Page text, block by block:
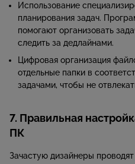
Использование
планирования задач.
помогают организовать
следить за дедлайнами.
Цифровая организация
отдельные папки в
задачами, чтобы не
7. Правильная
ПК
Зачастую дизайнеры